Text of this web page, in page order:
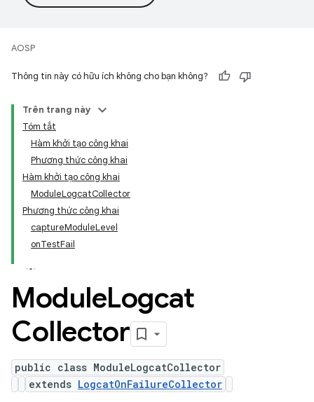
AOSP
Thông tin này có hữu ích không cho bạn không?
Trên trang này
Tóm tắt
Hàm khởi tạo công khai
Phương thức công khai
Hàm khởi tạo công khai
ModuleLogcatCollector
Phương thức công khai
captureModuleLevel
onTestFail
ModuleLogcat
Collector
public class ModuleLogcatCollector
extends LogcatOnFailureCollector